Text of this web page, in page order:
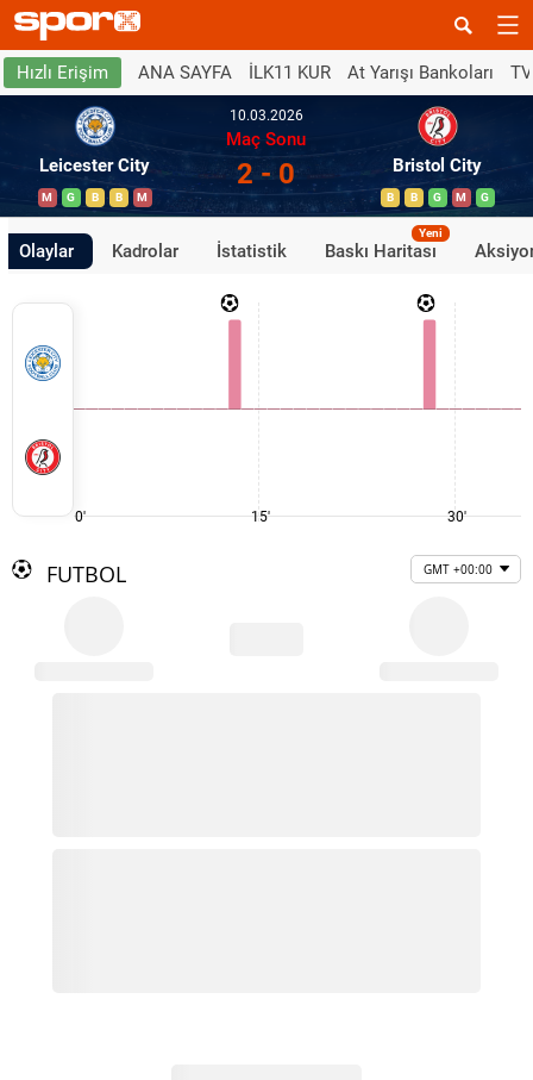
Hızlı Erişim ANA SAYFA İLK11 KUR At Yarışı Bankoları
Leicester City
M G B B M
10.03.2026
Maç Sonu
2 - 0 Bristol City
B B G M G
Olaylar Kadrolar İstatistik Baskı Haritası
Yeni
0' 15' 30'
FUTBOL GMT +00:00